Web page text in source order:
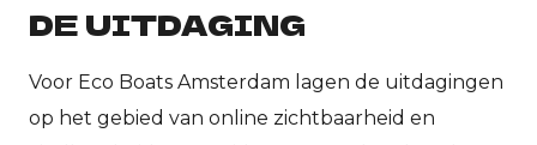
DE UITDAGING
Voor Eco Boats Amsterdam lagen de uitdagingen
op het gebied van online zichtbaarheid en